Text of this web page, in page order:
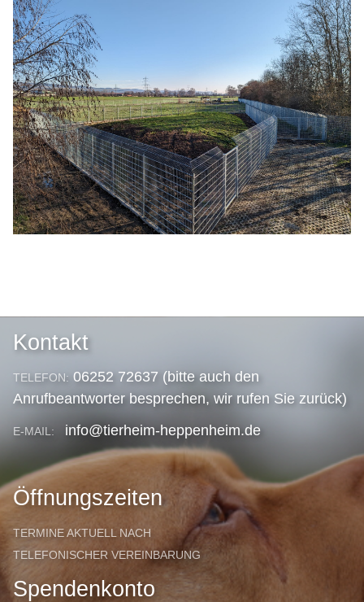
Kontakt
TELEFON: 06252 72637 (bitte auch den
Anrufbeantworter besprechen, wir rufen Sie zurück)
E-MAIL: info@tierheim-heppenheim.de
Öffnungszeiten
TERMINE AKTUELL NACH
TELEFONISCHER VEREINBARUNG
Spendenkonto